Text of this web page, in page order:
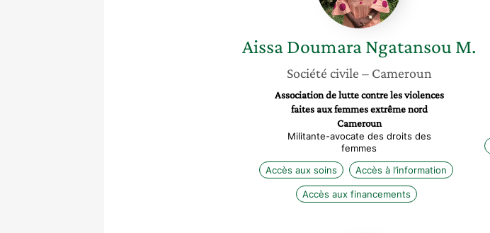
AissaDoumara Ngatansou M.
Société civile – Cameroun
Association de lutte contre les violences
faites aux femmes extrême nord
Cameroun
Militante-avocate des droits des
femmes
Accès aux soins
Accès à l’information
Accès aux financements